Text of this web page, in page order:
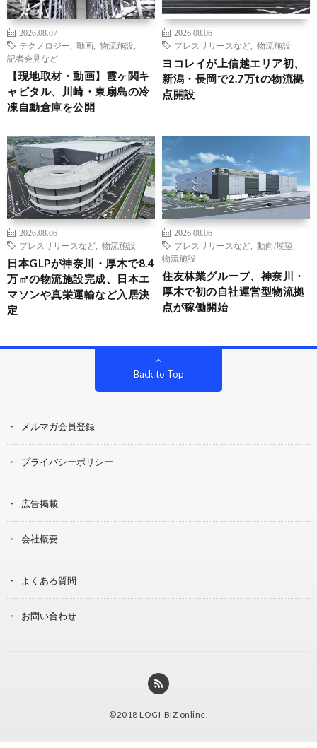
2026.08.07
テクノロジー
動画 物流施設
記者会見など
【現地取材・動画】霞ヶ関キ
ャピタル、川崎・東扇島の冷
凍自動倉庫を公開
2026.08.06
プレスリリースなど
物流施設
ヨコレイが上信越エリア初、
新潟・長岡で2.7万tの物流拠
点開設
2026.08.06
プレスリリースなど
物流施設
日本GLPが神奈川・厚木で8.4
万㎡の物流施設完成、日本エ
マソンや真栄運輸など入居決
定
2026.08.06
プレスリリースなど
動向/展望
物流施設
住友林業グループ、神奈川・
厚木で初の自社運営型物流拠
点が稼働開始
Back to Top
メルマガ会員登録
プライバシーポリシー
広告掲載
会社概要
よくある質問
お問い合わせ
©2018 LOGI-BIZ online